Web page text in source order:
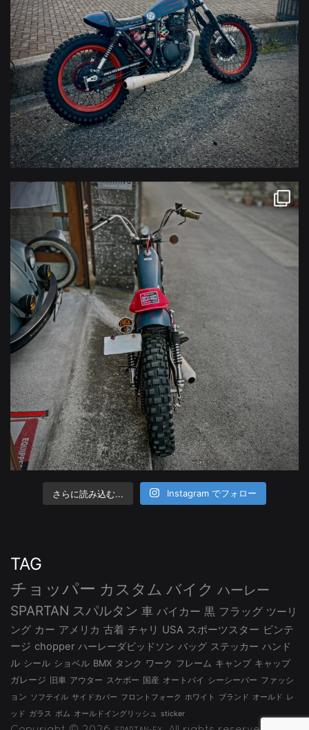
さらに読み込む... Instagram でフォロー
TAG
チョッパー カスタム バイク ハーレー
SPARTAN スパルタン 車 バイカー 黒 フラッグ ツーリ
ング カー アメリカ 古着 チャリ USA スポーツスター ビンテ
ージ chopper ハーレーダビッドソン バッグ ステッカー ハンド
ル シール ショベル BMX タンク ワーク フレーム キャンプ キャップ
ガレージ 旧車 アウター スケボー 国産 オートバイ シーシーバー ファッシ
ョン ソフテイル サイドカバー フロントフォーク ホワイト ブランド オールド レ
ッド ガラス ボム オールドイングリッシュ sticker